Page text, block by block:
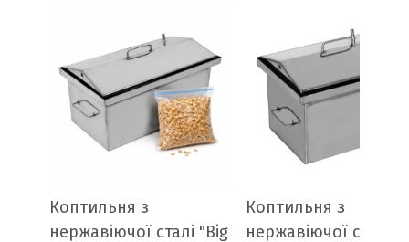
Коптильня з
нержавіючої сталі "Big
Коптильня з
нержавіючої сталі